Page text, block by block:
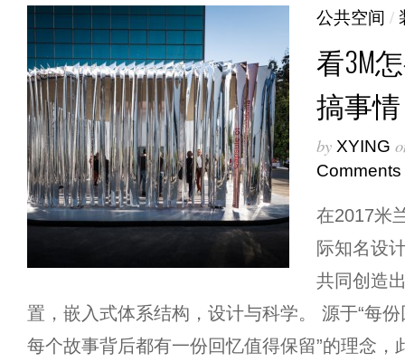
公共空间 /
看3M
搞事情
by XYING
Comments
在2017米
际知名设
共同创造
置，嵌入式体系结构，设计与科学。 源于“每
每个故事背后都有一份回忆值得保留”的理念，